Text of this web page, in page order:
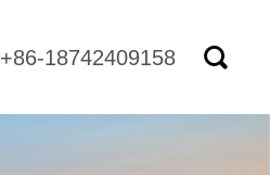
+86-18742409158 